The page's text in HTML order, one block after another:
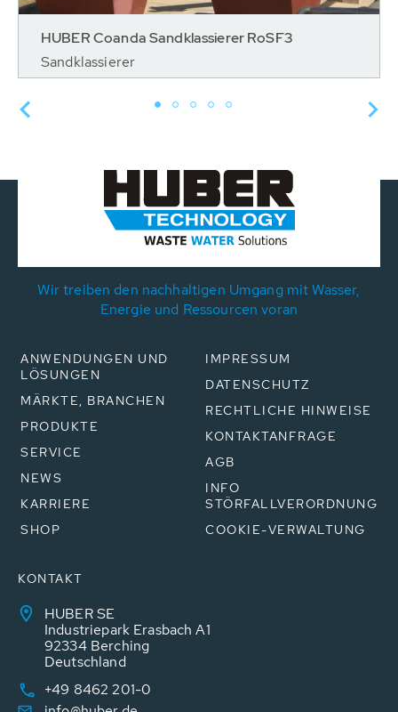
HUBER Coanda Sandklassierer RoSF3
Sandklassierer
Wir treiben den nachhaltigen Umgang mit Wasser,
Energie und Ressourcen voran
ANWENDUNGEN UND
LÖSUNGEN
MÄRKTE, BRANCHEN
PRODUKTE
SERVICE
NEWS
KARRIERE
SHOP
IMPRESSUM
DATENSCHUTZ
RECHTLICHE HINWEISE
KONTAKTANFRAGE
AGB
INFO
STÖRFALLVERORDNUNG
COOKIE-VERWALTUNG
KONTAKT
HUBER SE
Industriepark Erasbach A1
92334 Berching
Deutschland
+49 8462 201-0